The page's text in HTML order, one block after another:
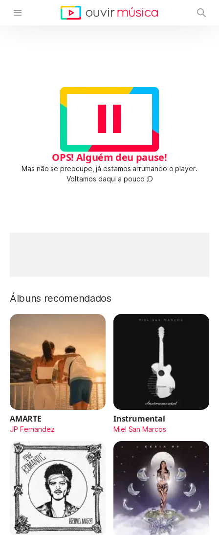
OPS! Alguém deu pause!
Mas não se preocupe, já estamos arrumando o player.
Voltamos daqui a pouco ;D
Álbuns recomendados
AMARTE
JP Fernandez
Instrumental
Miel San Marcos